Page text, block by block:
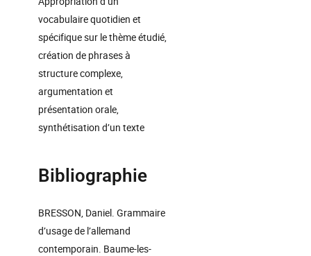
vocabulaire quotidien et
spécifique sur le thème étudié,
création de phrases à
structure complexe,
argumentation et
présentation orale,
synthétisation d’un texte
Bibliographie
BRESSON, Daniel. Grammaire
d’usage de l’allemand
contemporain. Baume-les-